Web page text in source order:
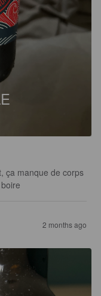
ça manque de corps
2 months ago